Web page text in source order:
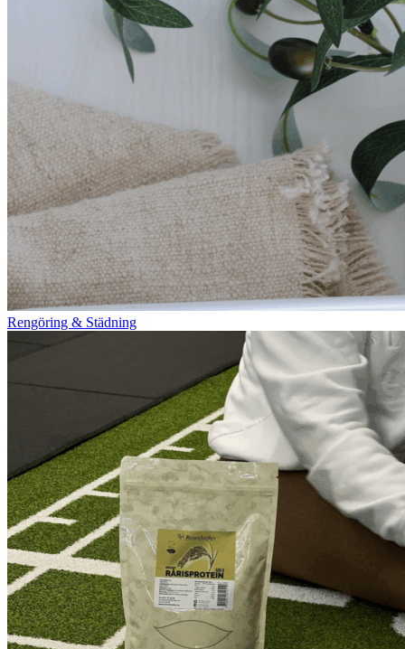
Rengöring & Städning